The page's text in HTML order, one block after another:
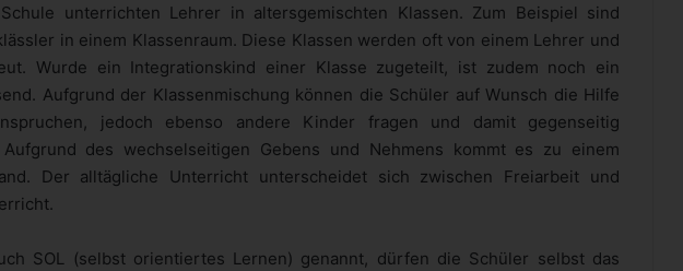
unterrichten Lehrer in altersgemischten Klassen. Zum Beispiel sind
in einem Klassenraum. Diese Klassen werden oft von einem Lehrer und
Wurde ein Integrationskind einer Klasse zugeteilt, ist zudem noch ein
Aufgrund der Klassenmischung können die Schüler auf Wunsch die Hilfe
jedoch ebenso andere Kinder fragen und damit gegenseitig
des wechselseitigen Gebens und Nehmens kommt es zu einem
Der alltägliche Unterricht unterscheidet sich zwischen Freiarbeit und
SOL (selbst orientiertes Lernen) genannt, dürfen die Schüler selbst das